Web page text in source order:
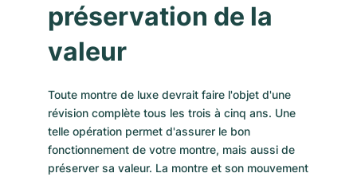
préservation de la
valeur
Toute montre de luxe devrait faire l'objet d'une
révision complète tous les trois à cinq ans. Une
telle opération permet d'assurer le bon
fonctionnement de votre montre, mais aussi de
préserver sa valeur. La montre et son mouvement